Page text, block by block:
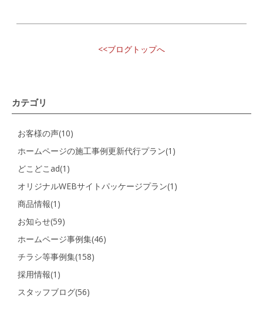
<<ブログトップへ
カテゴリ
お客様の声(10)
ホームページの施工事例更新代行プラン(1)
どこどこad(1)
オリジナルWEBサイトパッケージプラン(1)
商品情報(1)
お知らせ(59)
ホームページ事例集(46)
チラシ等事例集(158)
採用情報(1)
スタッフブログ(56)